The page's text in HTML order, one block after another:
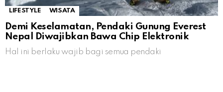
LIFESTYLE WISATA
Demi Keselamatan, Pendaki Gunung Everest
Nepal Diwajibkan Bawa Chip Elektronik
Hal ini berlaku wajib bagi semua pendaki